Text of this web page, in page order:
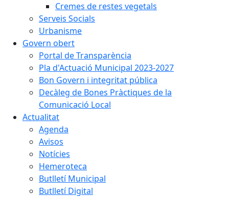
Cremes de restes vegetals
Serveis Socials
Urbanisme
Govern obert
Portal de Transparència
Pla d'Actuació Municipal 2023-2027
Bon Govern i integritat pública
Decàleg de Bones Pràctiques de la
Comunicació Local
Actualitat
Agenda
Avisos
Notícies
Hemeroteca
Butlletí Municipal
Butlletí Digital